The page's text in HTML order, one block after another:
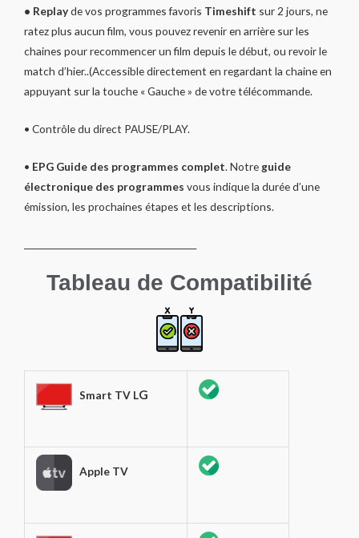
• Replayde vos programmes favoris Timeshift sur 2 jours, ne
ratez plus aucun film, vous pouvez revenir en arrière sur les
chaines pour recommencer un film depuis le début, ou revoir le
match d’hier..(Accessible directement en regardant la chaine en
appuyant sur la touche « Gauche » de votre télécommande.
• Contrôle du direct PAUSE/PLAY.
• EPG Guide des programmes complet. Notre guide
électronique des programmes vous indique la durée d’une
émission, les prochaines étapes et les descriptions.
Tableau de Compatibilité
Smart TV LG
Apple TV